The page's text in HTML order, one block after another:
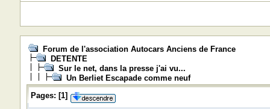
Forum de l'association Autocars Anciens de France
DETENTE
Sur le net, dans la presse j'ai vu...
Un Berliet Escapade comme neuf
Pages: [1]